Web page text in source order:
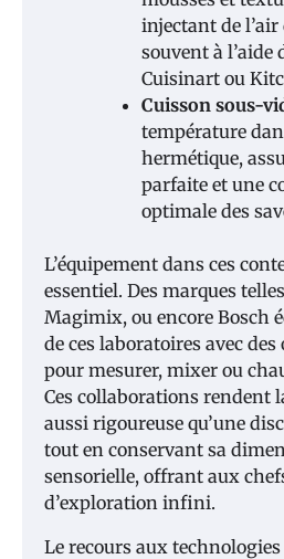
injectant de
souvent à l’aide
Cuisinart ou
Cuisson sous-
température
hermétique,
parfaite et une
optimale des
L’équipement dans ces
essentiel. Des marques
Magimix, ou encore Bosch
de ces laboratoires avec
pour mesurer, mixer ou
Ces collaborations rendent
aussi rigoureuse qu’une
tout en conservant sa
sensorielle, offrant aux
d’exploration infini.
Le recours aux